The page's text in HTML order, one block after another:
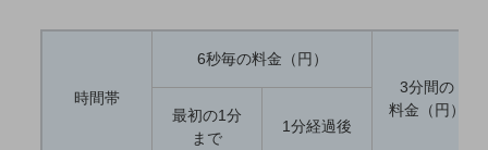
課題・ニーズで探すTOP
コミュニケーション・情報共有
時間帯
6秒毎の料金（円）
3分間の
料金（円）
最初の1分
まで
1分経過後